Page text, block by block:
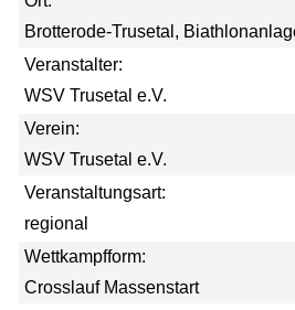
Brotterode-Trusetal,
Veranstalter:
WSV Trusetal e.V.
Verein:
WSV Trusetal e.V.
Veranstaltungsart:
regional
Wettkampfform:
Crosslauf Massenstart